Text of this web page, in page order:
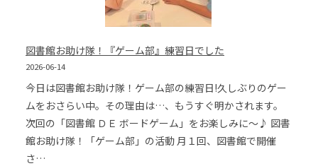
図書館お助け隊！『ゲーム部』練習日でした
2026-06-14
今日は図書館お助け隊！ゲーム部の練習日!久しぶりのゲー
ムをおさらい中。その理由は…、もうすぐ明かされます。
次回の「図書館 ＤＥ ボードゲーム」をお楽しみに〜♪ 図書
館お助け隊！「ゲーム部」の活動 月１回、図書館で開催
さ…